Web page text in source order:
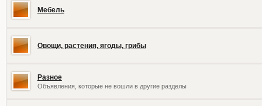
Мебель
Овощи, растения, ягоды, грибы
Разное
Объявления, которые не вошли в другие разделы